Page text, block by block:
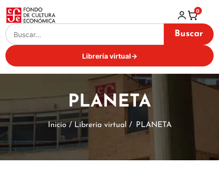
Buscar
Librería virtual→
0
PLANETA
Inicio / Librería virtual / PLANETA